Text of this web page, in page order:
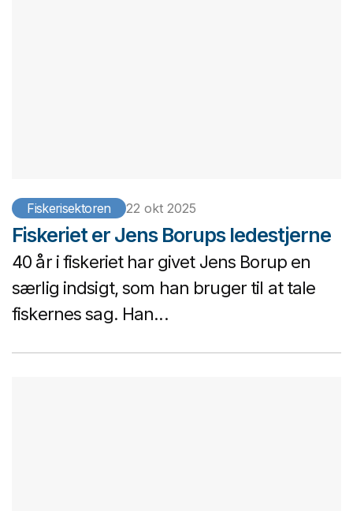
Fiskerisektoren 22 okt 2025
Fiskeriet er Jens Borups ledestjerne
40 år i fiskeriet har givet Jens Borup en
særlig indsigt, som han bruger til at tale
fiskernes sag. Han...